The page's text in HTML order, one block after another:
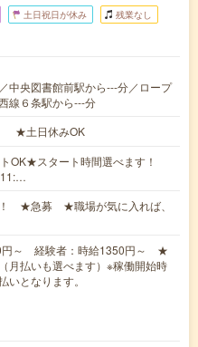
土日祝日が休み 残業なし
中央図書館前駅から---分／ロープ
線６条駅から---分
★土日休みOK
OK★スタート時間選べます！
！ ★急募 ★職場が気に入れば、
円～ 経験者：時給1350円～ ★
月払いも選べます）※稼働開始時
いとなります。